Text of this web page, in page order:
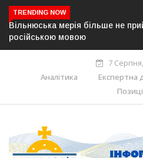
TRENDING NOW
Вільнюська мерія більше не
російською мовою
7
Аналітика
Експертна